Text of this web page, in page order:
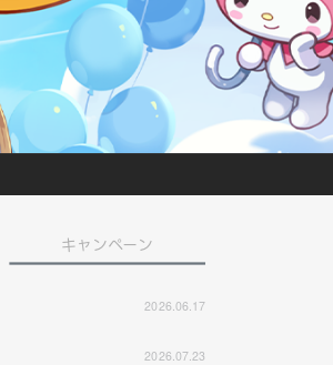
キャンペーン
2026.06.17
2026.07.23